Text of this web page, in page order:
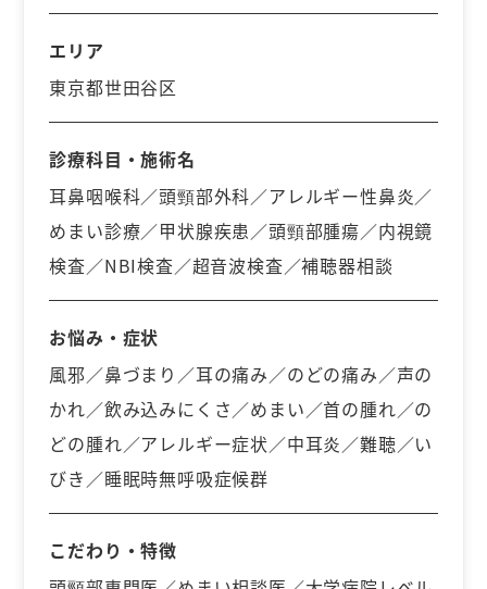
エリア
東京都世田谷区
診療科目・施術名
耳鼻咽喉科／頭頸部外科／アレルギー性鼻炎／
めまい診療／甲状腺疾患／頭頸部腫瘍／内視鏡
検査／NBI検査／超音波検査／補聴器相談
お悩み・症状
風邪／鼻づまり／耳の痛み／のどの痛み／声の
かれ／飲み込みにくさ／めまい／首の腫れ／の
どの腫れ／アレルギー症状／中耳炎／難聴／い
びき／睡眠時無呼吸症候群
こだわり・特徴